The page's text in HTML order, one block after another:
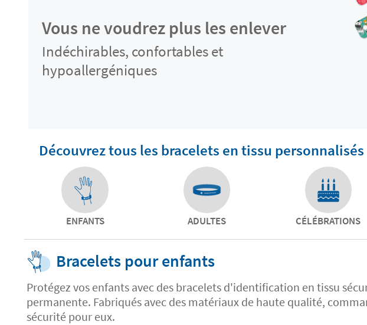
Vous ne voudrez plus les enlever
Indéchirables, confortables et
hypoallergéniques
Découvrez tous les bracelets en tissu personnalisés
ENFANTS ADULTES CÉLÉBRATIONS
Bracelets pour enfants
Protégez vos enfants avec des bracelets d'identification en tissu
permanente. Fabriqués avec des matériaux de haute qualité,
sécurité pour eux.